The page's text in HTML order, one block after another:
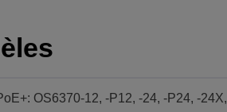
OS6370-12, -P12, -24, -P24, -